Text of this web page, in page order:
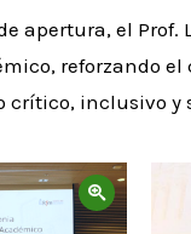
apertura, el
reforzando
crítico, inclusivo